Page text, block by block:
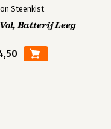
Steenkist
Batterij Leeg